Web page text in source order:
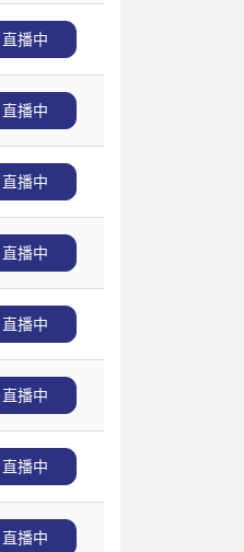
直播中
直播中
直播中
直播中
直播中
直播中
直播中
直播中